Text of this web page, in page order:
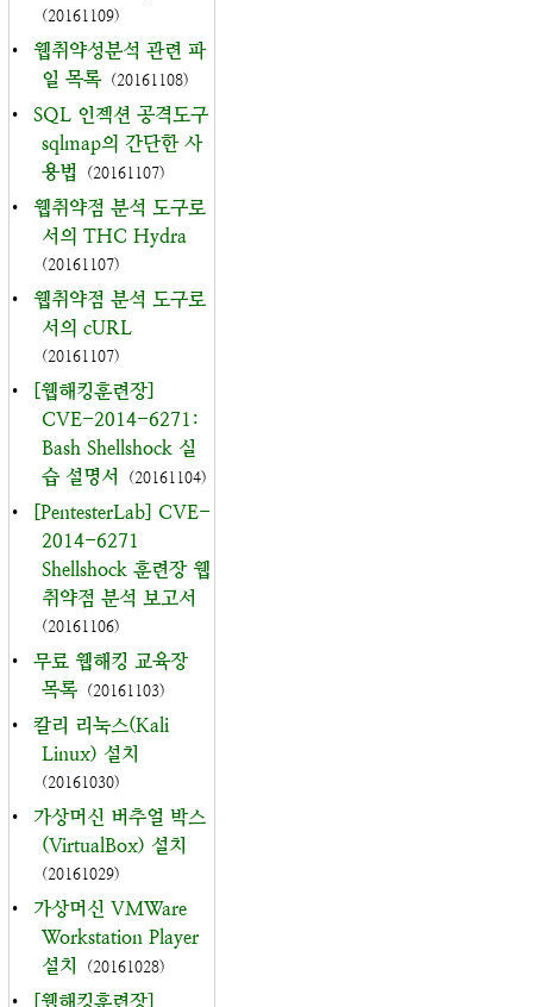
(20161109)
•
웹취약성분석 관련 파
일 목록 (20161108)
•
SQL 인젝션 공격도구
sqlmap의 간단한 사
용법
(20161107)
•
웹취약점 분석 도구로
서의 THC Hydra
(20161107)
•
웹취약점 분석 도구로
서의 cURL
(20161107)
•
[웹해킹훈련장]
CVE-2014-6271:
Bash Shellshock 실
습 설명서
(20161104)
•
[PentesterLab] CVE-
2014-6271
Shellshock 훈련장 웹
취약점 분석 보고서
(20161106)
•
무료 웹해킹 교육장
목록 (20161103)
•
칼리 리눅스(Kali
Linux) 설치
(20161030)
•
가상머신 버추얼 박스
(VirtualBox) 설치
(20161029)
•
가상머신 VMWare
Workstation Player
설치
(20161028)
• [웹해킹훈련장]